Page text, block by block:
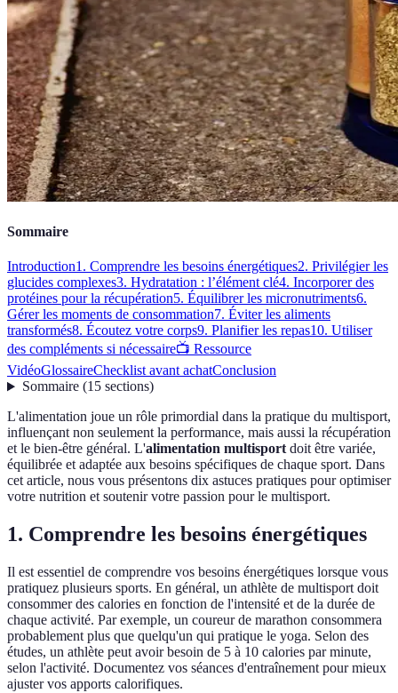
Sommaire
Introduction1. Comprendre les besoins énergétiques2. Privilégier les
glucides complexes3. Hydratation : l’élément clé4. Incorporer des
protéines pour la récupération5. Équilibrer les micronutriments6.
Gérer les moments de consommation7. Éviter les aliments
transformés8. Écoutez votre corps9. Planifier les repas10. Utiliser
des compléments si nécessaire📺 Ressource
VidéoGlossaireChecklist avant achatConclusion
Sommaire(15 sections)
L'alimentation joue un rôle primordial dans la pratique du multisport,
influençant non seulement la performance, mais aussi la récupération
et le bien-être général. L'alimentation multisportdoit être variée,
équilibrée et adaptée aux besoins spécifiques de chaque sport. Dans
cet article, nous vous présentons dix astuces pratiques pour optimiser
votre nutrition et soutenir votre passion pour le multisport.
1. Comprendre les besoins énergétiques
Il est essentiel de comprendre vos besoins énergétiques lorsque vous
pratiquez plusieurs sports. En général, un athlète de multisport doit
consommer des calories en fonction de l'intensité et de la durée de
chaque activité. Par exemple, un coureur de marathon consommera
probablement plus que quelqu'un qui pratique le yoga. Selon des
études, un athlète peut avoir besoin de 5 à 10 calories par minute,
selon l'activité. Documentez vos séances d'entraînement pour mieux
ajuster vos apports calorifiques.